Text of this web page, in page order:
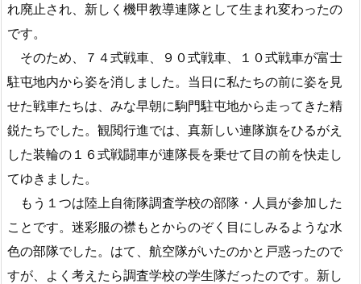
れ廃止され、新しく機甲教導連隊として生まれ変わったの
です。
そのため、７４式戦車、９０式戦車、１０式戦車が富士
駐屯地内から姿を消しました。当日に私たちの前に姿を見
せた戦車たちは、みな早朝に駒門駐屯地から走ってきた精
鋭たちでした。観閲行進では、真新しい連隊旗をひるがえ
した装輪の１６式戦闘車が連隊長を乗せて目の前を快走し
てゆきました。
もう１つは陸上自衛隊調査学校の部隊・人員が参加した
ことです。迷彩服の襟もとからのぞく目にしみるような水
色の部隊でした。はて、航空隊がいたのかと戸惑ったので
すが、よく考えたら調査学校の学生隊だったのです。新し